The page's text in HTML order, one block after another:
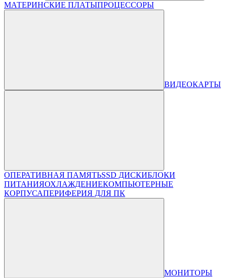
МАТЕРИНСКИЕ ПЛАТЫПРОЦЕССОРЫ
ВИДЕОКАРТЫ
ОПЕРАТИВНАЯ ПАМЯТЬSSD ДИСКИБЛОКИ
ПИТАНИЯОХЛАЖДЕНИЕКОМПЬЮТЕРНЫЕ
КОРПУСАПЕРИФЕРИЯ ДЛЯ ПК
МОНИТОРЫ